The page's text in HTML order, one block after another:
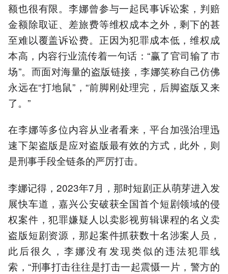
额也很有限。李娜曾参与一起民事诉讼案，判赔
金额除取证、差旅费等维权成本之外，剩下的甚
至难以覆盖诉讼费。正因为犯罪成本低，维权成
本高，内容行业流传着一句话：“赢了官司输了市
场”。而面对海量的盗版链接，李娜笑称自己仿佛
永远在“打地鼠”，“前脚刚处理完，后脚盗版又来
了。”
在李娜等多位内容从业者看来，平台加强治理迅
速下架盗版是应对盗版最有效的方式，此外，则
是刑事手段全链条的严厉打击。
李娜记得，2023年7月，那时短剧正从萌芽进入发
展快车道，嘉兴公安破获全国首个短剧领域的侵
权案件，犯罪嫌疑人以卖影视剪辑课程的名义卖
盗版短剧资源，那起案件抓获数十名涉案人员，
此后很久，李娜没有发现类似的违法犯罪线
索，“刑事打击往往是打击一起震慑一片，警方的